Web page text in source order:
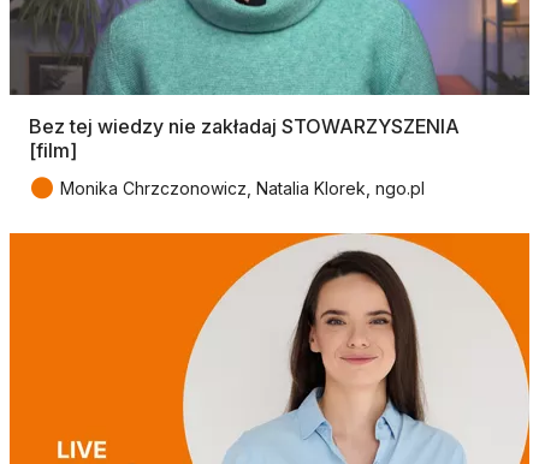
Bez tej wiedzy nie zakładaj STOWARZYSZENIA
[film]
● Monika Chrzczonowicz, Natalia Klorek, ngo.pl